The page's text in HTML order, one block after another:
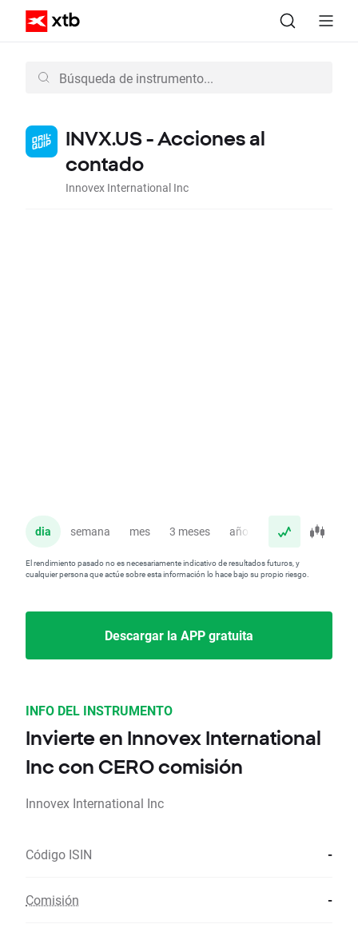
INVX.US - Acciones al
contado
Innovex International Inc
dia semana mes 3 meses año
El rendimiento pasado no es necesariamente indicativo de resultados futuros, y
cualquier persona que actúe sobre esta información lo hace bajo su propio riesgo.
Descargar la APP gratuita
INFO DEL INSTRUMENTO
Invierte en Innovex International
Inc con CERO comisión
Innovex International Inc
Código ISIN -
Comisión -